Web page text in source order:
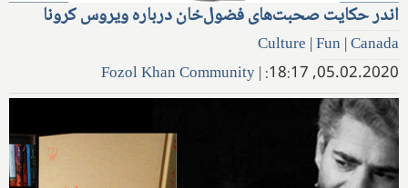
اندر حکایت صحبت‌های فضول‌خان درباره ویروس کرونا
Culture |Fun |Canada
05.02.2020, 18:17:
|
Fozol Khan Community